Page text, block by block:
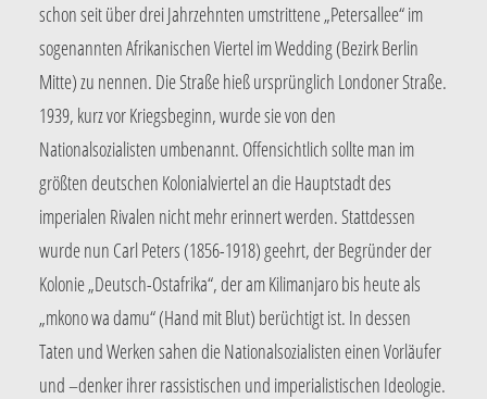
schon seit über drei Jahrzehnten umstrittene „Petersallee“ im
sogenannten Afrikanischen Viertel im Wedding (Bezirk Berlin
Mitte) zu nennen. Die Straße hieß ursprünglich Londoner Straße.
1939, kurz vor Kriegsbeginn, wurde sie von den
Nationalsozialisten umbenannt. Offensichtlich sollte man im
größten deutschen Kolonialviertel an die Hauptstadt des
imperialen Rivalen nicht mehr erinnert werden. Stattdessen
wurde nun Carl Peters (1856-1918) geehrt, der Begründer der
Kolonie „Deutsch-Ostafrika“, der am Kilimanjaro bis heute als
„mkono wa damu“ (Hand mit Blut) berüchtigt ist. In dessen
Taten und Werken sahen die Nationalsozialisten einen Vorläufer
und –denker ihrer rassistischen und imperialistischen Ideologie.